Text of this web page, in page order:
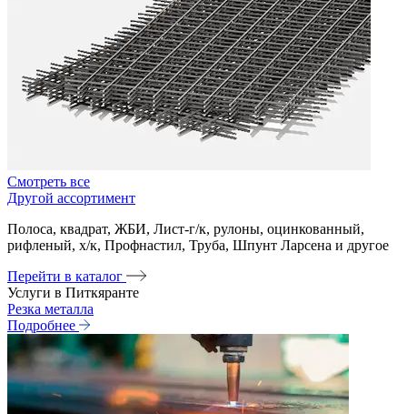
Смотреть все
Другой ассортимент
Полоса, квадрат, ЖБИ, Лист-г/к, рулоны, оцинкованный,
рифленый, х/к, Профнастил, Труба, Шпунт Ларсена и другое
Перейти в каталог
Услуги в Питкяранте
Резка металла
Подробнее